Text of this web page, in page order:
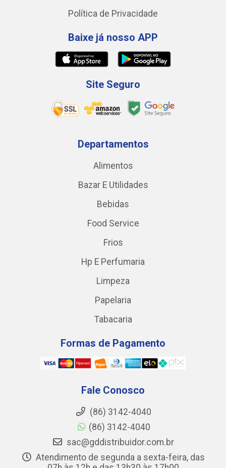
Política de Privacidade
Baixe já nosso APP
Site Seguro
Departamentos
Alimentos
Bazar E Utilidades
Bebidas
Food Service
Frios
Hp E Perfumaria
Limpeza
Papelaria
Tabacaria
Formas de Pagamento
Fale Conosco
(86) 3142-4040
(86) 3142-4040
sac@gddistribuidor.com.br
Atendimento de segunda a sexta-feira, das